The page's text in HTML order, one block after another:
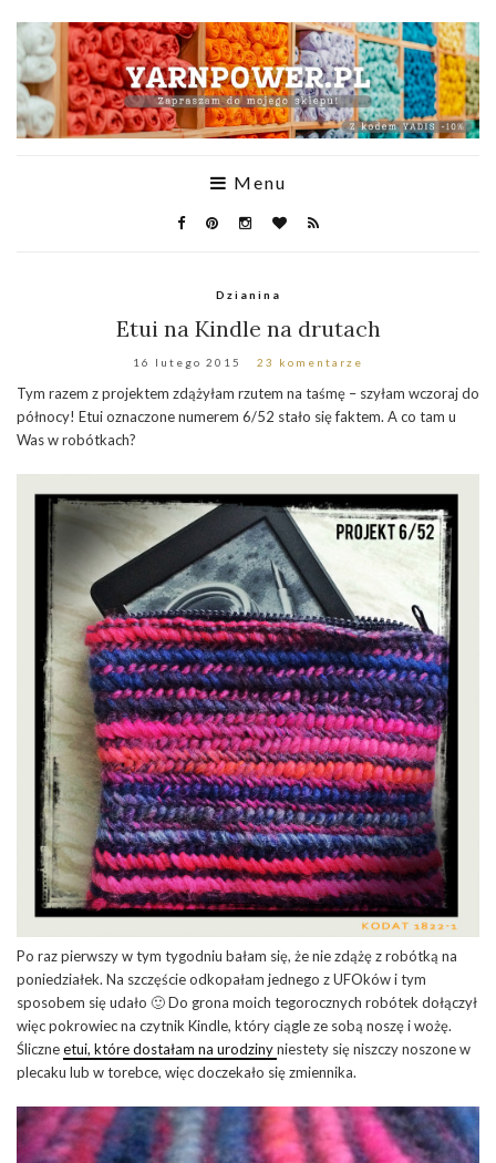
Menu
Dzianina
Etui na Kindle na drutach
16 lutego 2015 23 komentarze
Tym razem z projektem zdążyłam rzutem na taśmę – szyłam wczoraj do
północy! Etui oznaczone numerem 6/52 stało się faktem. A co tam u
Was w robótkach?
Po raz pierwszy w tym tygodniu bałam się, że nie zdążę z robótką na
poniedziałek. Na szczęście odkopałam jednego z UFOków i tym
sposobem się udało 🙂 Do grona moich tegorocznych robótek dołączył
więc pokrowiec na czytnik Kindle, który ciągle ze sobą noszę i wożę.
Śliczneetui, które dostałam na urodzinyniestety się niszczy noszone w
plecaku lub w torebce, więc doczekało się zmiennika.